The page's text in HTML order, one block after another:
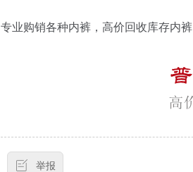
专业购销各种内裤，高价回收库存内裤
举报